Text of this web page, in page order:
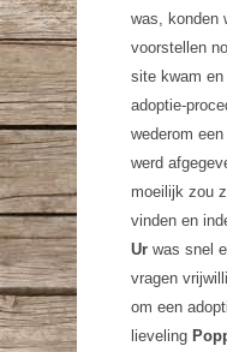
was, konden
voorstellen
site kwam en
adoptie-
wederom
werd
moeilijk zou
vinden en
Ur was snel
vragen
om een
lieveling